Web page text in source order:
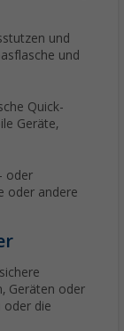
und
und
Quick-
Geräte,
oder
oder andere
Geräten oder
oder die